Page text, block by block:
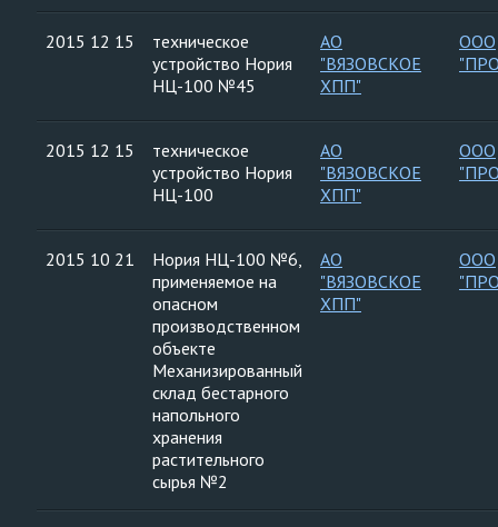
2015 12 15
техническое
устройство Нория
НЦ-100 №45
АО
"ВЯЗОВСКОЕ
ХПП"
ООО
2015 12 15
техническое
устройство Нория
НЦ-100
АО
"ВЯЗОВСКОЕ
ХПП"
ООО
2015 10 21
Нория НЦ-100 №6,
применяемое на
опасном
производственном
объекте
Механизированный
склад бестарного
напольного
хранения
растительного
сырья №2
АО
"ВЯЗОВСКОЕ
ХПП"
ООО